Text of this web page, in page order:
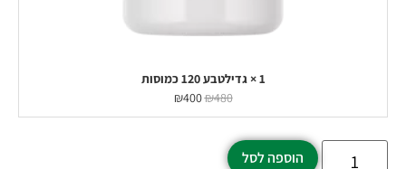
1 × גדילטבע 120 כמוסות
₪480
₪400
הוספה לסל